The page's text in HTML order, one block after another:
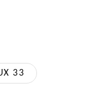
33